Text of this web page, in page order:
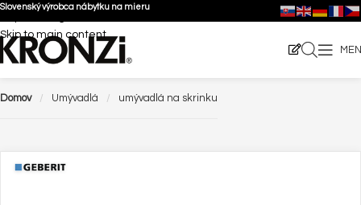
Skip to main content
Slovenský výrobca nábytku na mieru
Domov Umývadlá umývadlá na skrinku